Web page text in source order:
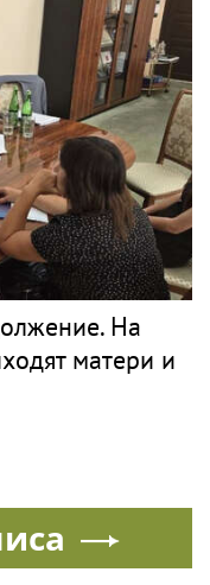
На
матери и